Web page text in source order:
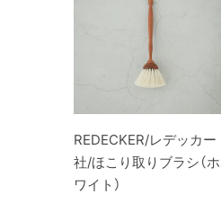
REDECKER/レデッカー
社/ほこり取りブラシ（ホ
ワイト）